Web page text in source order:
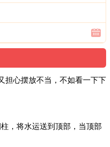
担心摆放不当，不如看一下下
，将水运送到顶部，当顶部